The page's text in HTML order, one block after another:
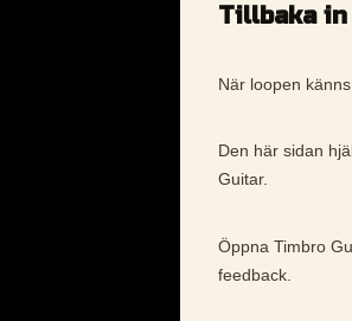
Tillbaka
När loopen
Den här sidan
Guitar.
Öppna Timbro
feedback.